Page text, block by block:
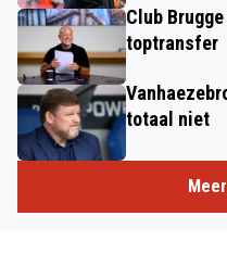
Club
toptransfer
totaal niet